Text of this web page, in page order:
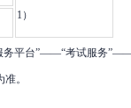
1）
务平台”——“考试服务
。